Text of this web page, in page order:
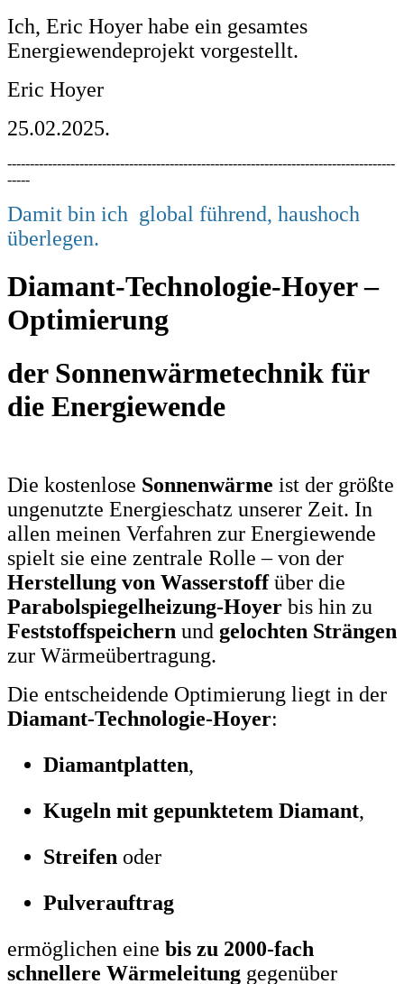
Ich, Eric Hoyer habe ein gesamtes
Energiewendeprojekt vorgestellt.
Eric Hoyer
25.02.2025.
--------------------------------------------------------------------------------------
-----
Damit bin ich global führend, haushoch
überlegen.
Diamant-Technologie-Hoyer –
Optimierung
der Sonnenwärmetechnik für
die Energiewende
Die kostenlose Sonnenwärme ist der größte
ungenutzte Energieschatz unserer Zeit. In
allen meinen Verfahren zur Energiewende
spielt sie eine zentrale Rolle – von der
Herstellung von Wasserstoffüber die
Parabolspiegelheizung-Hoyer bis hin zu
Feststoffspeichern und gelochten Strängen
zur Wärmeübertragung.
Die entscheidende Optimierung liegt in der
Diamant-Technologie-Hoyer:
Diamantplatten,
Kugeln mit gepunktetem Diamant,
Streifen oder
Pulverauftrag
ermöglichen eine bis zu 2000-fach
schnellere Wärmeleitung gegenüber